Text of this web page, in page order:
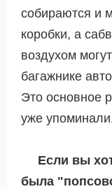
собираются и
коробки, а
воздухом
багажнике
Это основное
уже
Если вы
была